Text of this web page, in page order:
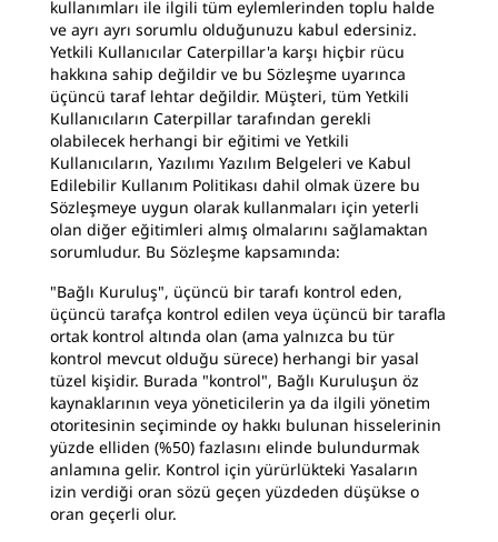
kullanımları ile ilgili tüm eylemlerinden toplu halde
ve ayrı ayrı sorumlu olduğunuzu kabul edersiniz.
Yetkili Kullanıcılar Caterpillar'a karşı hiçbir rücu
hakkına sahip değildir ve bu Sözleşme uyarınca
üçüncü taraf lehtar değildir. Müşteri, tüm Yetkili
Kullanıcıların Caterpillar tarafından gerekli
olabilecek herhangi bir eğitimi ve Yetkili
Kullanıcıların, Yazılımı Yazılım Belgeleri ve Kabul
Edilebilir Kullanım Politikası dahil olmak üzere bu
Sözleşmeye uygun olarak kullanmaları için yeterli
olan diğer eğitimleri almış olmalarını sağlamaktan
sorumludur. Bu Sözleşme kapsamında:
"Bağlı Kuruluş", üçüncü bir tarafı kontrol eden,
üçüncü tarafça kontrol edilen veya üçüncü bir tarafla
ortak kontrol altında olan (ama yalnızca bu tür
kontrol mevcut olduğu sürece) herhangi bir yasal
tüzel kişidir. Burada "kontrol", Bağlı Kuruluşun öz
kaynaklarının veya yöneticilerin ya da ilgili yönetim
otoritesinin seçiminde oy hakkı bulunan hisselerinin
yüzde elliden (%50) fazlasını elinde bulundurmak
anlamına gelir. Kontrol için yürürlükteki Yasaların
izin verdiği oran sözü geçen yüzdeden düşükse o
oran geçerli olur.